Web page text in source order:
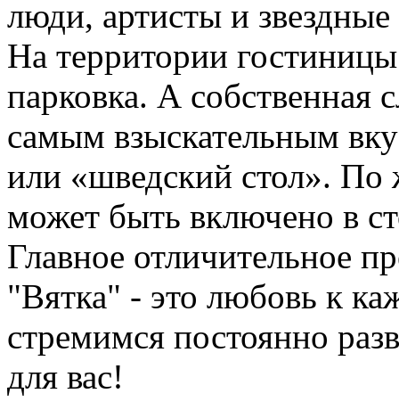
люди, артисты и
На территории
парковка. А собственная
самым взыскательным
или «шведский стол». По
может быть включено в
Главное отличительное
"Вятка" - это любовь к
стремимся постоянно
для вас!